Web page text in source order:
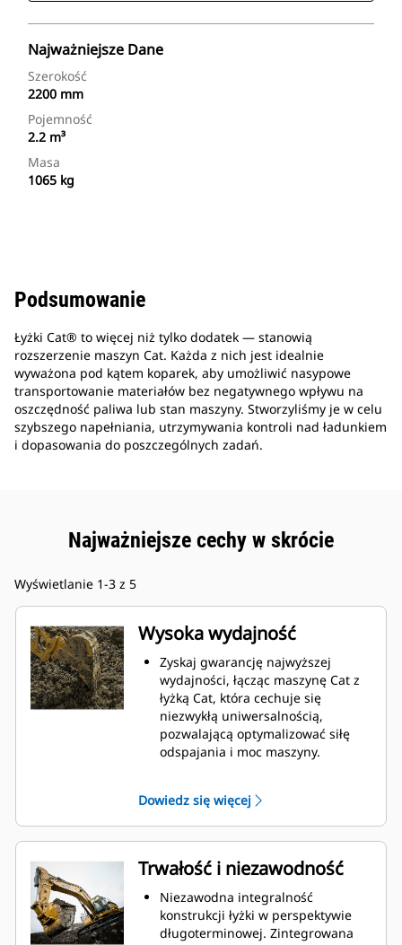
Najważniejsze Dane
Szerokość
2200 mm
Pojemność
2.2 m³
Masa
1065 kg
Podsumowanie
Łyżki Cat® to więcej niż tylko dodatek — stanowią
rozszerzenie maszyn Cat. Każda z nich jest idealnie
wyważona pod kątem koparek, aby umożliwić nasypowe
transportowanie materiałów bez negatywnego wpływu na
oszczędność paliwa lub stan maszyny. Stworzyliśmy je w celu
szybszego napełniania, utrzymywania kontroli nad ładunkiem
i dopasowania do poszczególnych zadań.
Najważniejsze cechy w skrócie
Wyświetlanie 1-3 z 5
Wysoka wydajność
Zyskaj gwarancję najwyższej
wydajności, łącząc maszynę Cat z
łyżką Cat, która cechuje się
niezwykłą uniwersalnością,
pozwalającą optymalizować siłę
odspajania i moc maszyny.
materiału na łyżkę. Zwiększony
prześwit lemiesza zapewnia
zmniejszony opór dolnej części
łyżki, co obniża koszty związane z
konserwacją.
Zużycie paliwa jest najwyższe
podczas kopania. Łyżki Cat
gwarantują szybkie cięcie
Dowiedz się więcej
Trwałość i niezawodność
Niezawodna integralność
konstrukcji łyżki w perspektywie
długoterminowej. Zintegrowana